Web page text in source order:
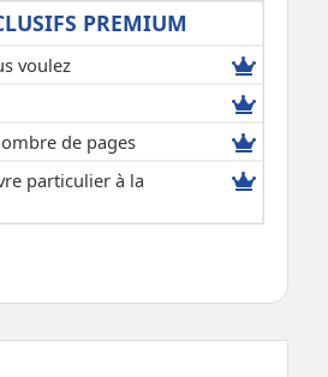
PREMIUM
voulez
de pages
particulier à la